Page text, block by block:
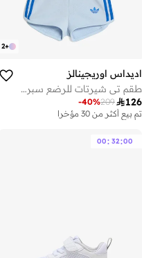
+
2
اديداس اوريجينالز
طقم تي شيرتات للرضع سبرينتر
126
209
-40%
تم بيع أكثر من 30 مؤخرا
00: 32:00